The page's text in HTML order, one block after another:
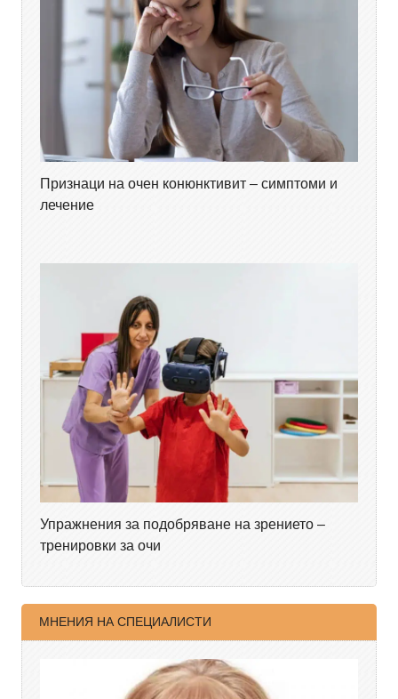
Признаци на очен конюнктивит – симптоми и
лечение
Упражнения за подобряване на зрението –
тренировки за очи
МНЕНИЯ НА СПЕЦИАЛИСТИ